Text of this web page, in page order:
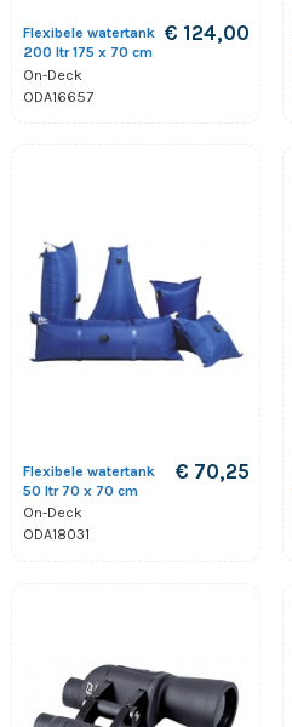
Flexibele watertank
200 ltr 175 x 70 cm
On-Deck
ODA16657
€ 124,00
Flexibele watertank
50 ltr 70 x 70 cm
On-Deck
ODA18031
€ 70,25